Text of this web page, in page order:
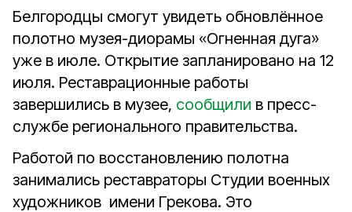
Белгородцы смогут увидеть обновлённое
полотно музея-диорамы «Огненная дуга»
уже в июле. Открытие запланировано на 12
июля. Реставрационные работы
завершились в музее, сообщили в пресс-
службе регионального правительства.
Работой по восстановлению полотна
занимались реставраторы Студии военных
художников имени Грекова. Это